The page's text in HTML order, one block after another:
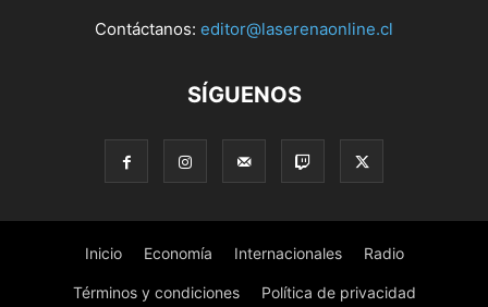
Contáctanos: editor@laserenaonline.cl
SÍGUENOS
Inicio Economía Internacionales Radio
Términos y condiciones Política de privacidad